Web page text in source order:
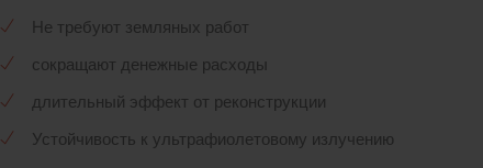
Не требуют земляных работ
сокращают денежные расходы
длительный эффект от реконструкции
Устойчивость к ультрафиолетовому излучению